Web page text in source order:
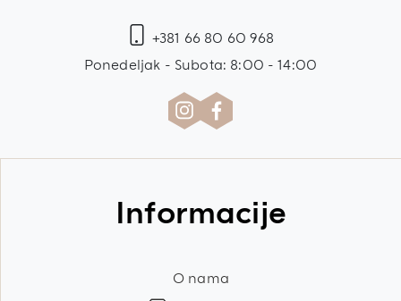
+381 66 80 60 968
Ponedeljak - Subota: 8:00 - 14:00
Informacije
O nama